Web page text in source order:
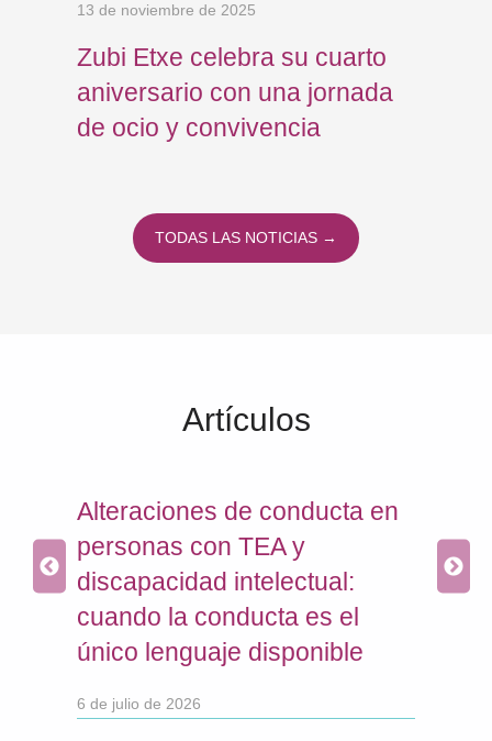
13 de noviembre de 2025
Zubi Etxe celebra su cuarto
aniversario con una jornada
de ocio y convivencia
TODAS LAS NOTICIAS →
Artículos
Alteraciones de conducta en
personas con TEA y
discapacidad intelectual:
cuando la conducta es el
único lenguaje disponible
6 de julio de 2026